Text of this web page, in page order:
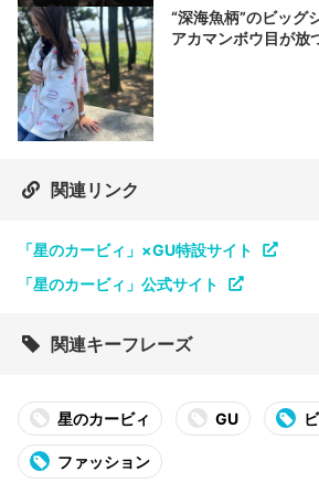
“深海魚柄”のビッグ
アカマンボウ目が放
関連リンク
「星のカービィ」×GU特設サイト
「星のカービィ」公式サイト
関連キーフレーズ
星のカービィ GU
ファッション